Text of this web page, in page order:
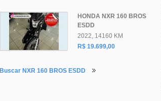
HONDA NXR 160 BROS
ESDD
2022, 14160 KM
R$ 19.699,00
Buscar NXR 160 BROS ESDD